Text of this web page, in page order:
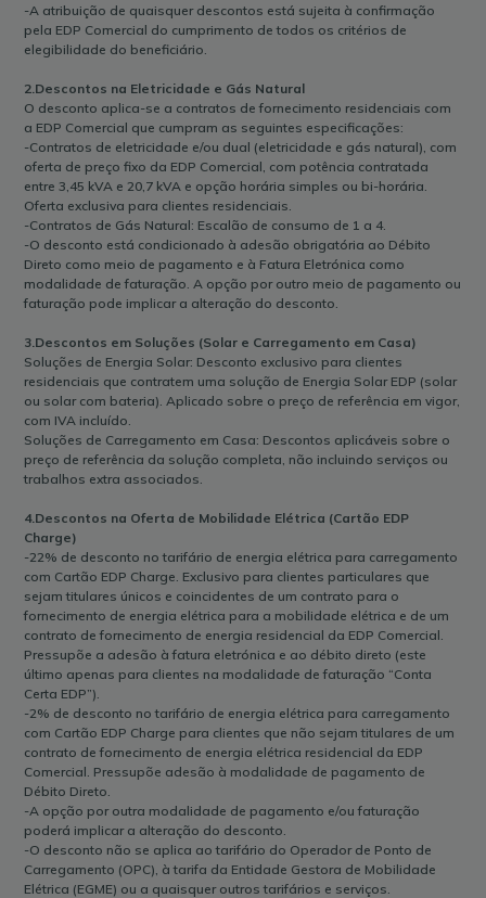
-A atribuição de quaisquer descontos está sujeita à confirmação
pela EDP Comercial do cumprimento de todos os critérios de
elegibilidade do beneficiário.
2.Descontos na Eletricidade e Gás Natural
O desconto aplica-se a contratos de fornecimento residenciais com
a EDP Comercial que cumpram as seguintes especificações:
-Contratos de eletricidade e/ou dual (eletricidade e gás natural), com
oferta de preço fixo da EDP Comercial, com potência contratada
entre 3,45 kVA e 20,7 kVA e opção horária simples ou bi-horária.
Oferta exclusiva para clientes residenciais.
-Contratos de Gás Natural: Escalão de consumo de 1 a 4.
-O desconto está condicionado à adesão obrigatória ao Débito
Direto como meio de pagamento e à Fatura Eletrónica como
modalidade de faturação. A opção por outro meio de pagamento ou
faturação pode implicar a alteração do desconto.
3.Descontos em Soluções (Solar e Carregamento em Casa)
Soluções de Energia Solar: Desconto exclusivo para clientes
residenciais que contratem uma solução de Energia Solar EDP (solar
ou solar com bateria). Aplicado sobre o preço de referência em vigor,
com IVA incluído.
Soluções de Carregamento em Casa: Descontos aplicáveis sobre o
preço de referência da solução completa, não incluindo serviços ou
trabalhos extra associados.
4.Descontos na Oferta de Mobilidade Elétrica (Cartão EDP
Charge)
-22% de desconto no tarifário de energia elétrica para carregamento
com Cartão EDP Charge. Exclusivo para clientes particulares que
sejam titulares únicos e coincidentes de um contrato para o
fornecimento de energia elétrica para a mobilidade elétrica e de um
contrato de fornecimento de energia residencial da EDP Comercial.
Pressupõe a adesão à fatura eletrónica e ao débito direto (este
último apenas para clientes na modalidade de faturação “Conta
Certa EDP”).
-2% de desconto no tarifário de energia elétrica para carregamento
com Cartão EDP Charge para clientes que não sejam titulares de um
contrato de fornecimento de energia elétrica residencial da EDP
Comercial. Pressupõe adesão à modalidade de pagamento de
Débito Direto.
-A opção por outra modalidade de pagamento e/ou faturação
poderá implicar a alteração do desconto.
-O desconto não se aplica ao tarifário do Operador de Ponto de
Carregamento (OPC), à tarifa da Entidade Gestora de Mobilidade
Elétrica (EGME) ou a quaisquer outros tarifários e serviços.